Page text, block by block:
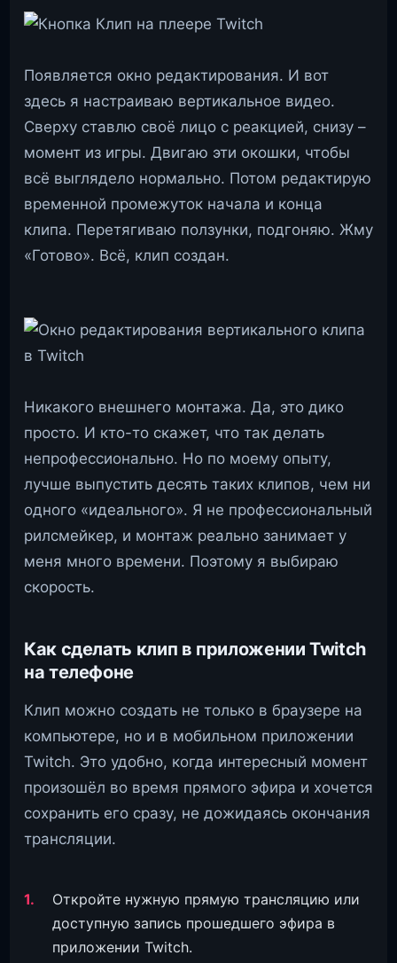
Появляется окно редактирования. И вот
здесь я настраиваю вертикальное видео.
Сверху ставлю своё лицо с реакцией, снизу –
момент из игры. Двигаю эти окошки, чтобы
всё выглядело нормально. Потом редактирую
временной промежуток начала и конца
клипа. Перетягиваю ползунки, подгоняю. Жму
«Готово». Всё, клип создан.
Никакого внешнего монтажа. Да, это дико
просто. И кто-то скажет, что так делать
непрофессионально. Но по моему опыту,
лучше выпустить десять таких клипов, чем ни
одного «идеального». Я не профессиональный
рилсмейкер, и монтаж реально занимает у
меня много времени. Поэтому я выбираю
скорость.
Как сделать клип в приложении Twitch
на телефоне
Клип можно создать не только в браузере на
компьютере, но и в мобильном приложении
Twitch. Это удобно, когда интересный момент
произошёл во время прямого эфира и хочется
сохранить его сразу, не дожидаясь окончания
трансляции.
Откройте нужную прямую трансляцию или
доступную запись прошедшего эфира в
приложении Twitch.